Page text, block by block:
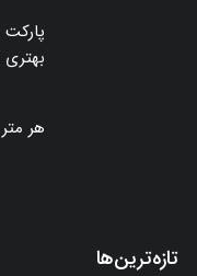
هر
تازه‌ترین‌ها